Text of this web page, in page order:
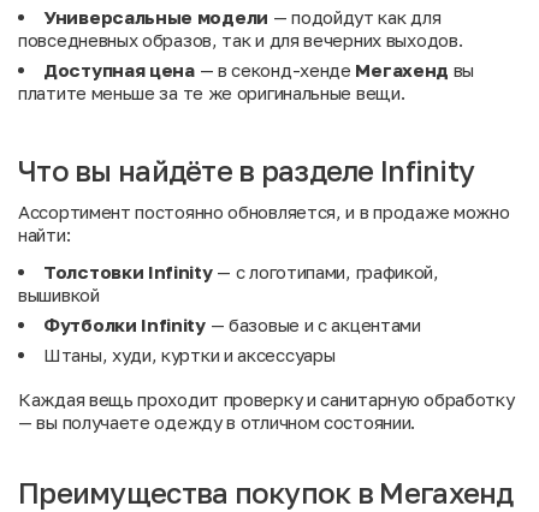
Универсальные модели — подойдут как для
повседневных образов, так и для вечерних выходов.
Доступная цена— в секонд-хенде Мегахенд вы
платите меньше за те же оригинальные вещи.
Что вы найдёте в разделе Infinity
Ассортимент постоянно обновляется, и в продаже можно
найти:
Толстовки Infinity— с логотипами, графикой,
вышивкой
Футболки Infinity— базовые и с акцентами
Штаны, худи, куртки и аксессуары
Каждая вещь проходит проверку и санитарную обработку
— вы получаете одежду в отличном состоянии.
Преимущества покупок в Мегахенд